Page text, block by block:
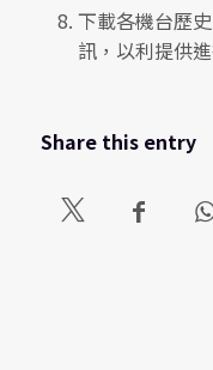
下載各機台歷
訊，以利提供
Share this entry